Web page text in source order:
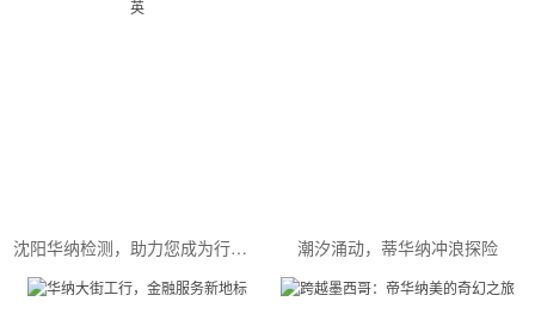
沈阳华纳检测，助力您成为行业精英 潮汐涌动，蒂华纳冲浪探险